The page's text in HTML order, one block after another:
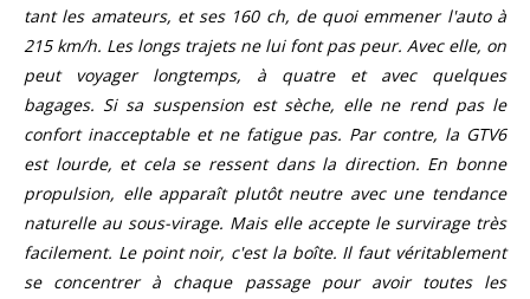
tant les amateurs, et ses 160 ch, de quoi emmener l'auto à
215 km/h. Les longs trajets ne lui font pas peur. Avec elle, on
peut voyager longtemps, à quatre et avec quelques
bagages. Si sa suspension est sèche, elle ne rend pas le
confort inacceptable et ne fatigue pas. Par contre, la GTV6
est lourde, et cela se ressent dans la direction. En bonne
propulsion, elle apparaît plutôt neutre avec une tendance
naturelle au sous-virage. Mais elle accepte le survirage très
facilement. Le point noir, c'est la boîte. Il faut véritablement
se concentrer à chaque passage pour avoir toutes les